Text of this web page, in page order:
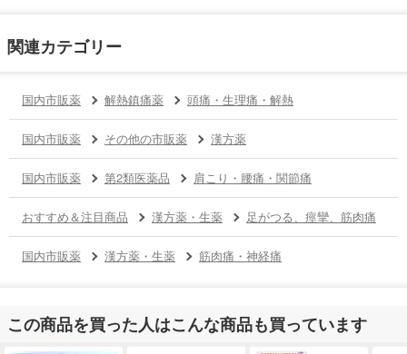
関連カテゴリー
国内市販薬 解熱鎮痛薬 頭痛・生理痛・解熱
国内市販薬 その他の市販薬 漢方薬
国内市販薬 第2類医薬品 肩こり・腰痛・関節痛
おすすめ＆注目商品 漢方薬・生薬 足がつる、痙攣、筋肉痛
国内市販薬 漢方薬・生薬 筋肉痛・神経痛
この商品を買った人はこんな商品も買っています